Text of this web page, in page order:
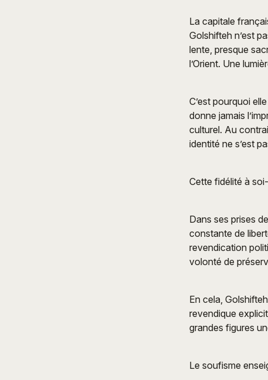
La capitale
Golshifteh n’est
lente, presque
l’Orient. Une
C’est pourquoi
donne jamais
culturel. Au
identité ne s’est
Cette fidélité à
Dans ses prises
constante de
revendication
volonté de
En cela,
revendique
grandes figures
Le soufisme